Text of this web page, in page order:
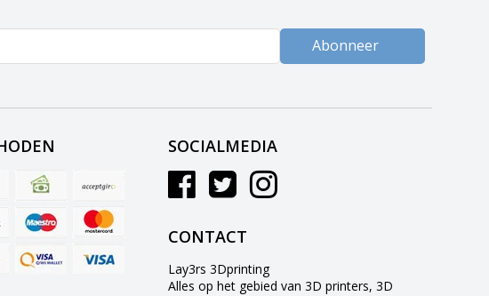
Abonneer
SOCIALMEDIA
CONTACT
Lay3rs 3Dprinting
Alles op het gebied van 3D printers, 3D